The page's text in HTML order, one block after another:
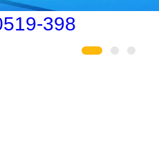
4006-026-011